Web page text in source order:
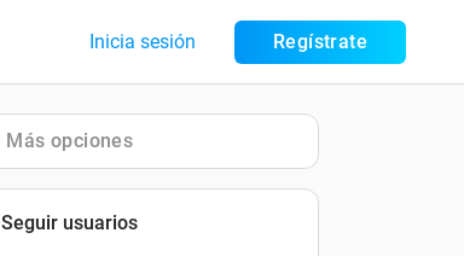
Inicia sesión Regístrate
Más opciones
Seguir usuarios